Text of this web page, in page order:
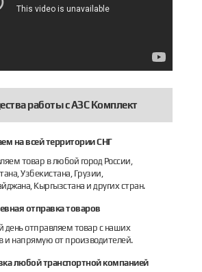
11 887 руб.
Купить
работы с АЗС Комплект
на всей территории СНГ
товар в любой город России,
Узбекистана, Грузии,
Кыргызстана и других стран.
отправка товаров
день отправляем товар с наших
и напрямую от производителей.
любой транспортной компанией